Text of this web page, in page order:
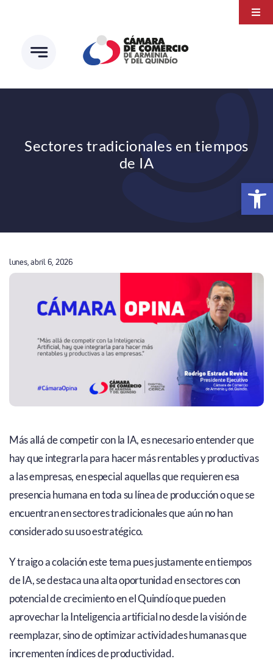
Abrir
contenido
Sectores tradicionales en tiempos
de IA
lunes, abril 6, 2026
Más allá de competir con la IA, es necesario entender que
hay que integrarla para hacer más rentables y productivas
a las empresas, en especial aquellas que requieren esa
presencia humana en toda su línea de producción o que se
encuentran en sectores tradicionales que aún no han
considerado su uso estratégico.
Y traigo a colación este tema pues justamente en tiempos
de IA, se destaca una alta oportunidad en sectores con
potencial de crecimiento en el Quindío que pueden
aprovechar la Inteligencia artificial no desde la visión de
reemplazar, sino de optimizar actividades humanas que
incrementen índices de productividad.